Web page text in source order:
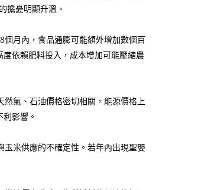
擔憂明顯升溫。
月內，食品通膨可能額外增加數個百
依賴肥料投入，成本增加可能壓縮農
氣、石油價格密切相關，能源價格上
影響。
米供應的不確定性。若年內出現聖嬰